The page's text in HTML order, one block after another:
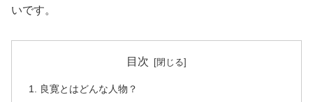
いです。
目次
良寛とはどんな人物？